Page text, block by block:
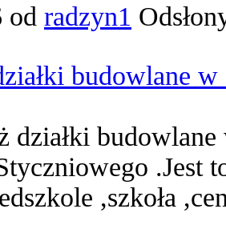
od radzyn1
budowlane
działki
.Jest
,szkoła